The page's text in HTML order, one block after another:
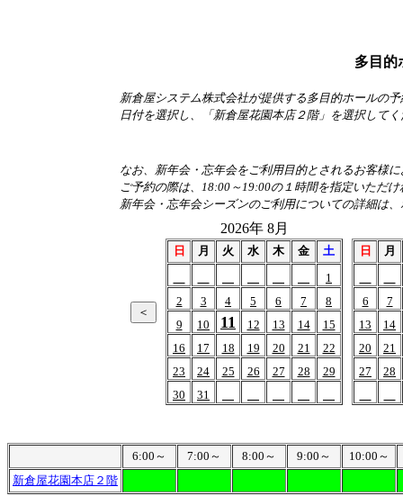
多目的
新倉屋システム株式会社が提供する多目的ホールの
日付を選択し、「新倉屋花園本店２階」を選択して
なお、新年会・忘年会をご利用目的とされるお客様
ご予約の際は、18:00～19:00の１時間を指定いただ
新年会・忘年会シーズンのご利用についての詳細は
2026年 8月
日 月 火 水 木 金
土
1
2
3 4 5 6 7
8
9
10 11 12 13 14
15
16
17 18 19 20 21
22
23
24 25 26 27 28
29
30
31
日 月
6
7
13
14
20
21
27
28
6:00～ 7:00～ 8:00～ 9:00～
10:00～
新倉屋花園本店２階